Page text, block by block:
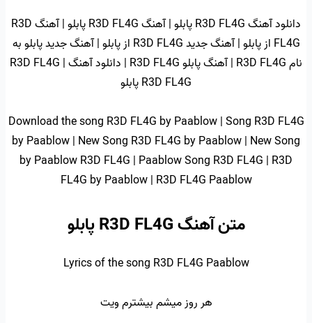
دانلود آهنگ R3D FL4G پابلو | آهنگ R3D FL4G پابلو | آهنگ R3D
FL4G از پابلو | آهنگ جدید R3D FL4G از پابلو | آهنگ جدید پابلو به
نام R3D FL4G | آهنگ پابلو R3D FL4G | دانلود آهنگ R3D FL4G |
R3D FL4G پابلو
Download the song R3D FL4G by Paablow | Song R3D FL4G
by Paablow | New Song R3D FL4G by Paablow | New Song
by Paablow R3D FL4G | Paablow Song R3D FL4G | R3D
FL4G by Paablow | R3D FL4G Paablow
متن آهنگ R3D FL4G پابلو
Lyrics of the song R3D FL4G Paablow
هر روز میشم بیشترم ویت